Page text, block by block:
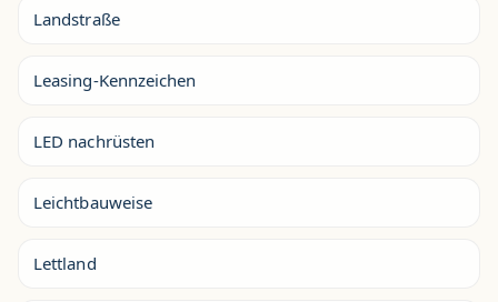
Landstraße
Leasing-Kennzeichen
LED nachrüsten
Leichtbauweise
Lettland